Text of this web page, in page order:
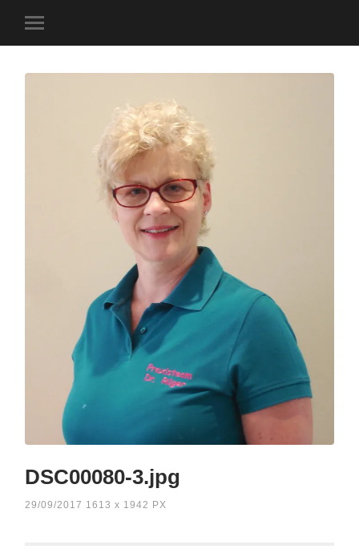
DSC00080-3.jpg
29/09/2017 1613x 1942 PX